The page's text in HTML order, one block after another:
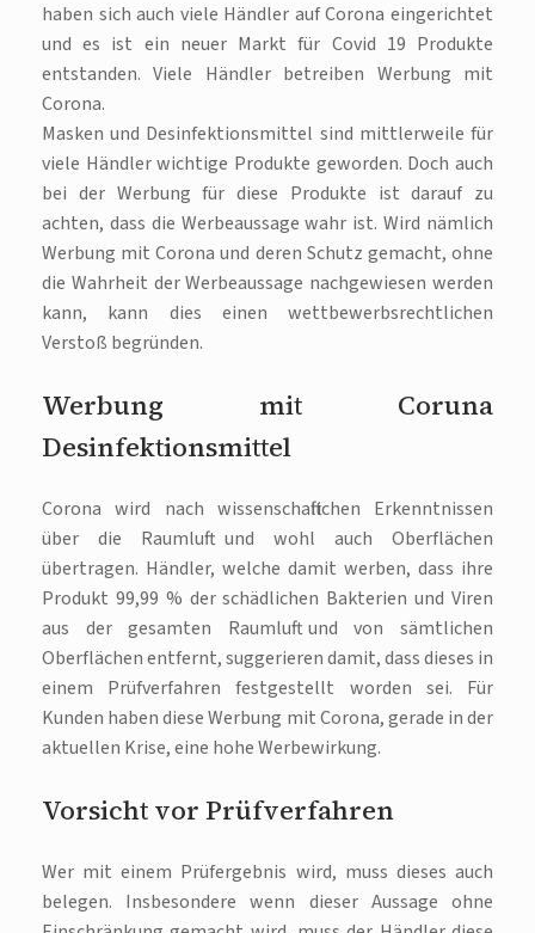
haben sich auch viele Händler auf Corona eingerichtet
und es ist ein neuer Markt für Covid 19 Produkte
entstanden. Viele Händler betreiben Werbung mit
Corona.
Masken und Desinfektionsmittel sind mittlerweile für
viele Händler wichtige Produkte geworden. Doch auch
bei der Werbung für diese Produkte ist darauf zu
achten, dass die Werbeaussage wahr ist. Wird nämlich
Werbung mit Corona und deren Schutz gemacht, ohne
die Wahrheit der Werbeaussage nachgewiesen werden
kann, kann dies einen wettbewerbsrechtlichen
Verstoß begründen.
Werbung mit Coruna
Desinfektionsmittel
Corona wird nach wissenschaftlichen Erkenntnissen
über die Raumluft und wohl auch Oberflächen
übertragen. Händler, welche damit werben, dass ihre
Produkt 99,99 % der schädlichen Bakterien und Viren
aus der gesamten Raumluft und von sämtlichen
Oberflächen entfernt, suggerieren damit, dass dieses in
einem Prüfverfahren festgestellt worden sei. Für
Kunden haben diese Werbung mit Corona, gerade in der
aktuellen Krise, eine hohe Werbewirkung.
Vorsicht vor Prüfverfahren
Wer mit einem Prüfergebnis wird, muss dieses auch
belegen. Insbesondere wenn dieser Aussage ohne